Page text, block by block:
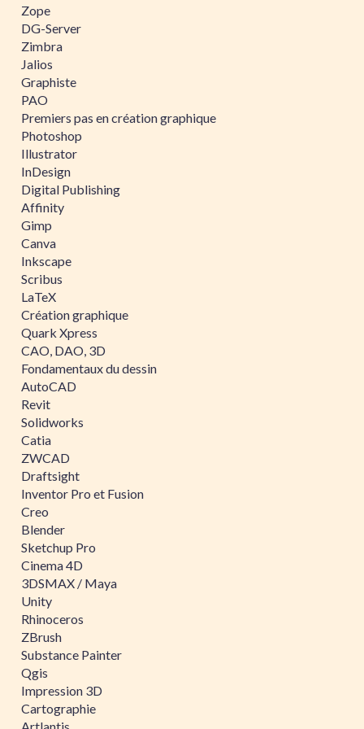
Zope
DG-Server
Zimbra
Jalios
Graphiste
PAO
Premiers pas en création graphique
Photoshop
Illustrator
InDesign
Digital Publishing
Affinity
Gimp
Canva
Inkscape
Scribus
LaTeX
Création graphique
Quark Xpress
CAO, DAO, 3D
Fondamentaux du dessin
AutoCAD
Revit
Solidworks
Catia
ZWCAD
Draftsight
Inventor Pro et Fusion
Creo
Blender
Sketchup Pro
Cinema 4D
3DSMAX / Maya
Unity
Rhinoceros
ZBrush
Substance Painter
Qgis
Impression 3D
Cartographie